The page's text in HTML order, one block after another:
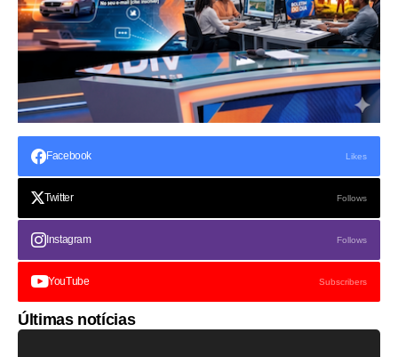
Facebook Likes
Twitter Follows
Instagram Follows
YouTube Subscribers
Últimas notícias